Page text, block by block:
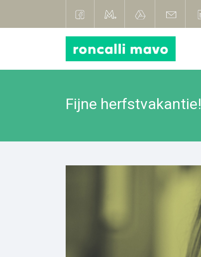
Fijne herfstvakantie!